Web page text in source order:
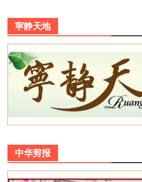
寜静天地
中华剪报